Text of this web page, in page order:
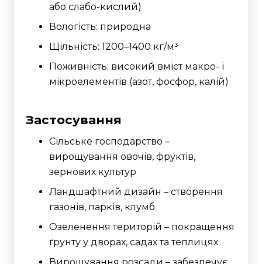
або слабо-кислий)
Вологість: природна
Щільність: 1200–1400 кг/м³
Поживність: високий вміст макро- і
мікроелементів (азот, фосфор, калій)
Застосування
Сільське господарство –
вирощування овочів, фруктів,
зернових культур
Ландшафтний дизайн – створення
газонів, парків, клумб
Озеленення територій – покращення
ґрунту у дворах, садах та теплицях